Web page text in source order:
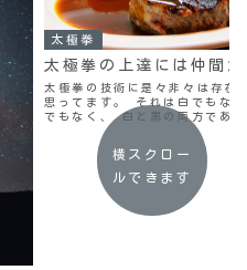
太極拳
太極拳の上達には仲間
太極拳の技術に是々非々は存在
思ってます。 それは白でもな
でもなく、 白と黒の両方であ
中に黒があり、黒の中に白があ
う、 太極論に基づいているか
うのが一つの頭でっかちな説明
うなんですが。 もっと...
横スクロー
ルできます